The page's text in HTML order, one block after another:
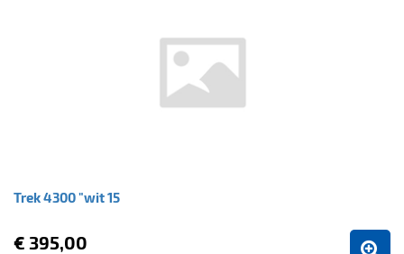
Trek 4300 "wit 15
€ 395,00